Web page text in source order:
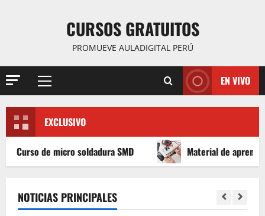
CURSOS GRATUITOS
PROMUEVE AULADIGITAL PERÚ
Menú
EN VIVO
EXCLUSIVO
soldadura SMD Material de aprender a leer
NOTICIAS PRINCIPALES